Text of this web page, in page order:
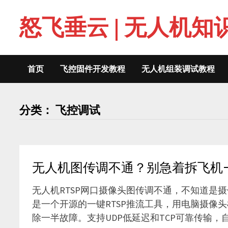
content怒飞垂云 | 无人机知
首页 飞控固件开发教程 无人机组装调试教程
分类：飞控调试
无人机图传调不通？别急着拆飞
无人机RTSP网口摄像头图传调不通，不知道是
是一个开源的一键RTSP推流工具，用电脑摄像
除一半故障。支持UDP低延迟和TCP可靠传输，